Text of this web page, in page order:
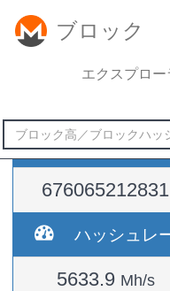
ブロック
エクスプロー
難易度
676065212831
ハッシュレ
5633.9 Mh/s